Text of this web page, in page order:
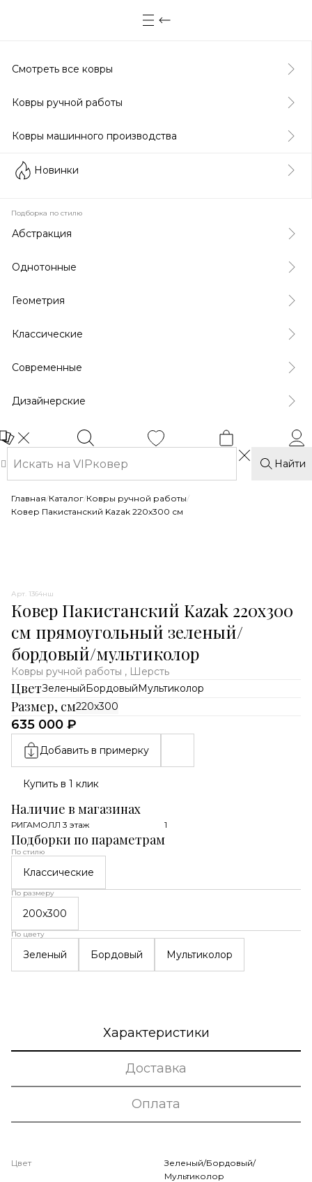
Смотреть все ковры
Ковры ручной работы
Ковры машинного производства
Новинки
Подборка по стилю
Абстракция
Однотонные
Геометрия
Классические
Современные
Дизайнерские
Найти
Главная/Каталог/Ковры ручной работы/
Ковер Пакистанский Kazak 220x300 см
Арт. 1364нш
Ковер Пакистанский Kazak 220x300
см прямоугольный зеленый/
бордовый/мультиколор
Ковры ручной работы , Шерсть
ЦветЗеленыйБордовыйМультиколор
Размер, см220x300
635 000 ₽
Добавить в примерку
Купить в 1 клик
Наличие в магазинах
РИГАМОЛЛ 3 этаж 1
Подборки по параметрам
По стилю
Классические
По размеру
200x300
По цвету
Зеленый Бордовый Мультиколор
Характеристики
Доставка
Оплата
Цвет
Зеленый/Бордовый/
Мультиколор